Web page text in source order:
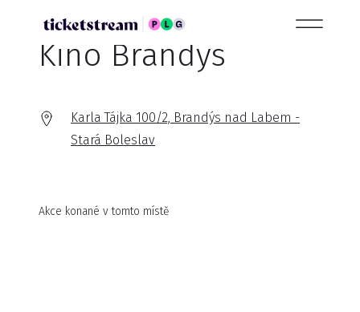
Kino Brandýs
Karla Tájka 100/2, Brandýs nad Labem -
Stará Boleslav
Akce konané v tomto místě